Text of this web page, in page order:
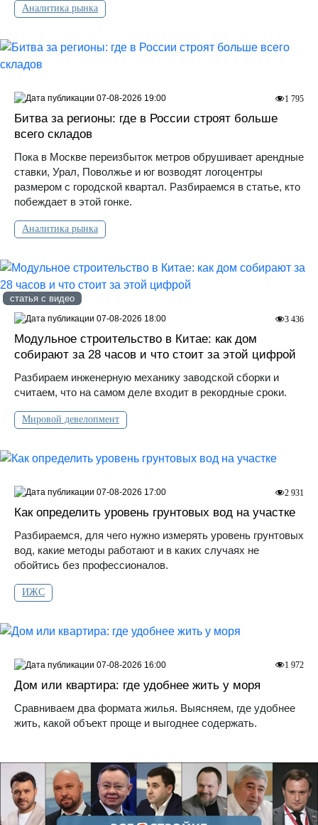
Аналитика рынка
Битва за регионы: где в России строят больше
всего складов
Пока в Москве переизбыток метров обрушивает арендные
ставки, Урал, Поволжье и юг возводят логоцентры
размером с городской квартал. Разбираемся в статье, кто
побеждает в этой гонке.
Аналитика рынка
1 795
07-08-2026 19:00
статья с видео
Модульное строительство в Китае: как дом
собирают за 28 часов и что стоит за этой цифрой
Разбираем инженерную механику заводской сборки и
считаем, что на самом деле входит в рекордные сроки.
Мировой девелопмент
3 436
07-08-2026 18:00
Как определить уровень грунтовых вод на участке
Разбираемся, для чего нужно измерять уровень грунтовых
вод, какие методы работают и в каких случаях не
обойтись без профессионалов.
ИЖС
2 931
07-08-2026 17:00
Дом или квартира: где удобнее жить у моря
Сравниваем два формата жилья. Выясняем, где удобнее
жить, какой объект проще и выгоднее содержать.
1 972
07-08-2026 16:00